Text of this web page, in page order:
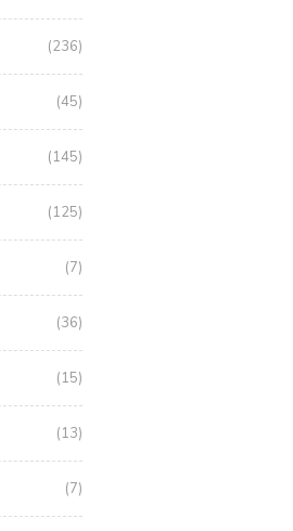
(236)
(45)
(145)
(125)
(7)
(36)
(15)
(13)
(7)